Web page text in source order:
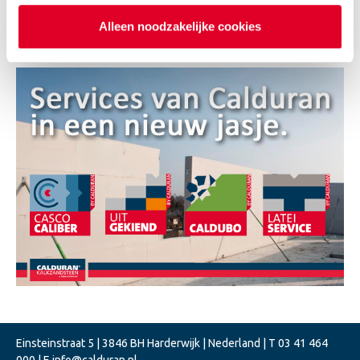
Alleen noodzakelijke cookies
van jouw bouwproject een succes.
Einsteinstraat 5 | 3846 BH Harderwijk | Nederland | T 03 41 464